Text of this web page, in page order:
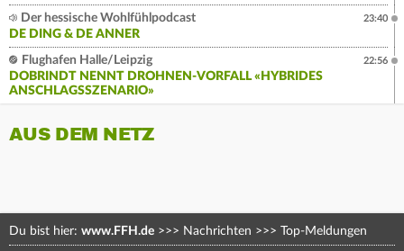
Der hessische Wohlfühlpodcast
DE DING & DE ANNER
23:40
Flughafen Halle/Leipzig
DOBRINDT NENNT DROHNEN-VORFALL «HYBRIDES
ANSCHLAGSSZENARIO»
22:56
AUS DEM NETZ
Du bist hier: www.FFH.de >>> Nachrichten >>> Top-Meldungen